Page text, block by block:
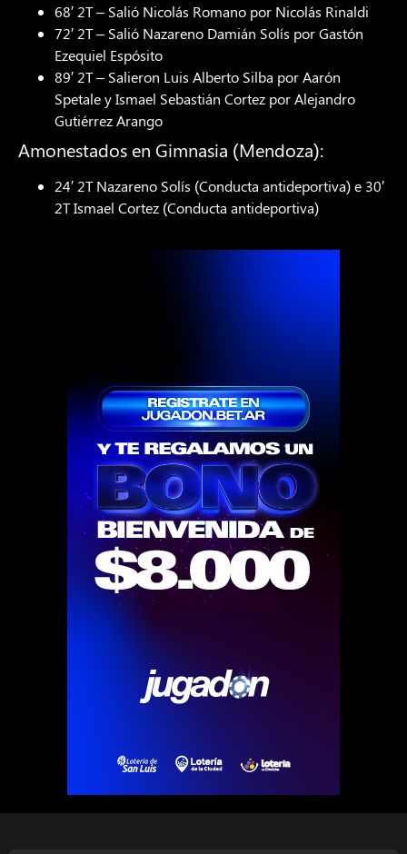
68′ 2T – Salió Nicolás Romano por Nicolás Rinaldi
72′ 2T – Salió Nazareno Damián Solís por Gastón
Ezequiel Espósito
89′ 2T – Salieron Luis Alberto Silba por Aarón
Spetale y Ismael Sebastián Cortez por Alejandro
Gutiérrez Arango
Amonestados en Gimnasia (Mendoza):
24′ 2T Nazareno Solís (Conducta antideportiva) e 30′
2T Ismael Cortez (Conducta antideportiva)